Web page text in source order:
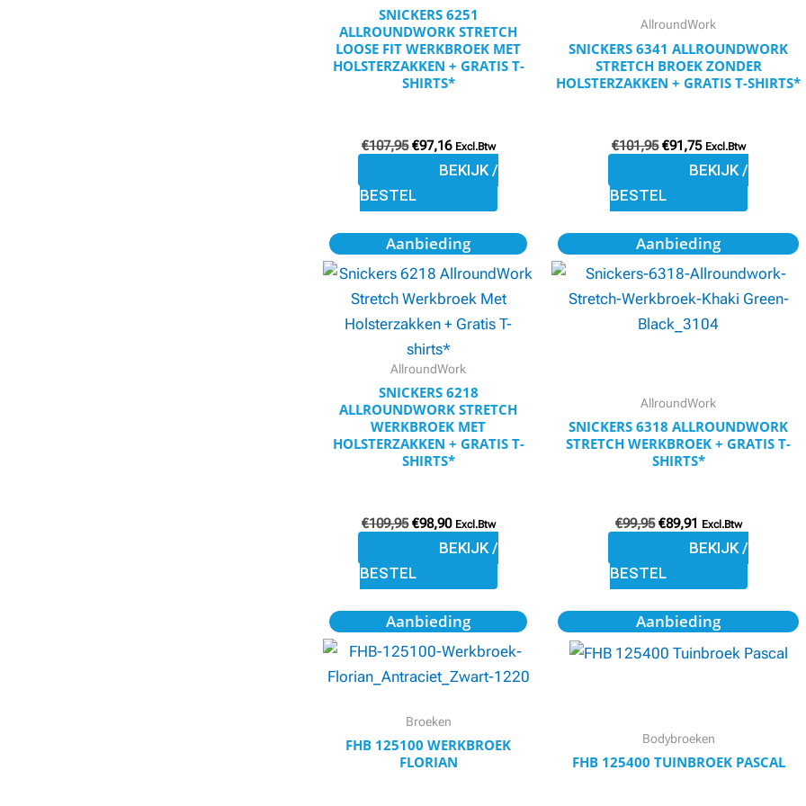
SNICKERS 6251
ALLROUNDWORK STRETCH
LOOSE FIT WERKBROEK MET
HOLSTERZAKKEN + GRATIS T-
SHIRTS*
€107,95 €97,16 Excl.Btw
BEKIJK /
BESTEL
optie
kan
gekozen
worden
de
productpagina
AllroundWork
SNICKERS 6341 ALLROUNDWORK
STRETCH BROEK ZONDER
HOLSTERZAKKEN + GRATIS T-SHIRTS*
€101,95 €91,75 Excl.Btw
BEKIJK /
BESTEL
gekozen
worden
de
productpagina
Aanbieding
AllroundWork
SNICKERS 6218
ALLROUNDWORK STRETCH
WERKBROEK MET
HOLSTERZAKKEN + GRATIS T-
SHIRTS*
€109,95
Oorspronkelijke
prijs
was:
€109,95.
€98,90
Huidige
prijs
is:
€98,90.
Excl.Btw
BEKIJK /
BESTEL
Dit
product
heeft
meerdere
variaties.
Deze
optie
kan
gekozen
worden
de
productpagina
Aanbieding
AllroundWork
SNICKERS 6318 ALLROUNDWORK
STRETCH WERKBROEK + GRATIS T-
SHIRTS*
€99,95
Oorspronkelijke
prijs
was:
€99,95.
€89,91
Huidige
prijs
is:
€89,91.
Excl.Btw
BEKIJK /
BESTEL
Dit
product
heeft
meerdere
variaties.
gekozen
worden
de
productpagina
Aanbieding
Broeken
FHB 125100 WERKBROEK
FLORIAN
Oorspronkelijke
prijs
was:
€82,10.
Huidige
prijs
is:
€70,95.
Dit
product
heeft
meerdere
variaties.
Deze
optie
Aanbieding
Bodybroeken
FHB 125400 TUINBROEK PASCAL
Oorspronkelijke
prijs
was:
€90,50.
Huidige
prijs
is:
€78,95.
Dit
Deze
optie